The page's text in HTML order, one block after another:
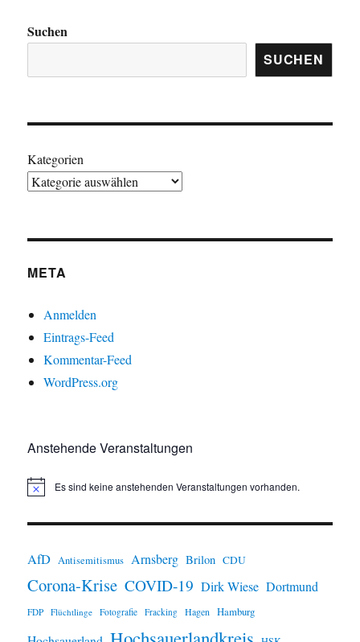
Suchen
SUCHEN
Kategorien
META
Anmelden
Eintrags-Feed
Kommentar-Feed
WordPress.org
Anstehende Veranstaltungen
H
w
s
Es sind keine anstehenden Veranstaltungen vorhanden.
AfD Antisemitismus Arnsberg Brilon CDU
Corona-Krise COVID-19 Dirk Wiese Dortmund
FDP Flüchtlinge Fotografie Fracking Hagen Hamburg